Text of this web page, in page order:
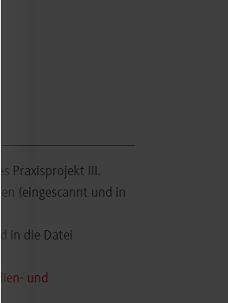
Praxisprojekt III.
(eingescannt und in
in die Datei
und